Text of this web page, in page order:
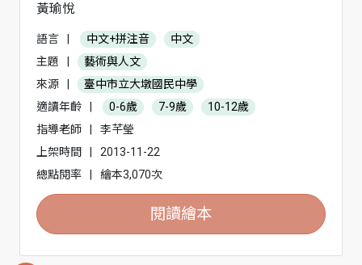
黃瑜悅
語言 中文+拼注音
中文
主題
藝術與人文
來源
臺中市立大墩國民中學
適讀年齡
0-6歲 7-9歲
10-12歲
指導老師
李芊瑩
上架時間
2013-11-22
總點閱率
繪本3,070次
閱讀繪本